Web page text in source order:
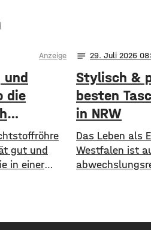
Anzeige
und
die
gut und
in einer
sind
notes 29. Juli 2026
Stylisch &
besten
in NRW
Das Leben als
Westfalen ist